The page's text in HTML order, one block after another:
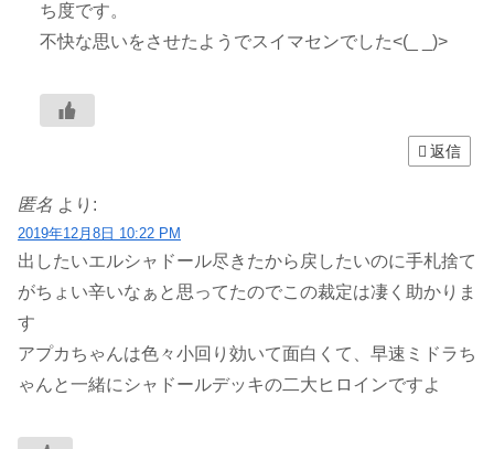
ち度です。
不快な思いをさせたようでスイマセンでした<(_ _)>
返信
匿名 より:
2019年12月8日 10:22 PM
出したいエルシャドール尽きたから戻したいのに手札捨て
がちょい辛いなぁと思ってたのでこの裁定は凄く助かりま
す
アプカちゃんは色々小回り効いて面白くて、早速ミドラち
ゃんと一緒にシャドールデッキの二大ヒロインですよ